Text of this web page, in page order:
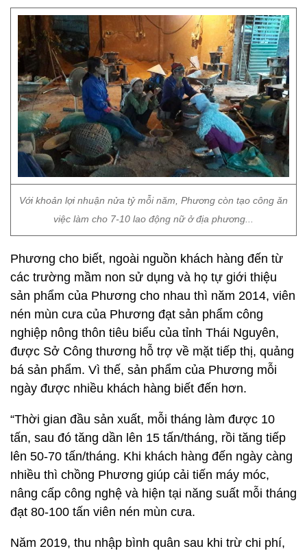
Với khoản lợi nhuận nửa tỷ mỗi năm, Phương còn tạo công ăn
việc làm cho 7-10 lao động nữ ở địa phương...
Phương cho biết, ngoài nguồn khách hàng đến từ
các trường mầm non sử dụng và họ tự giới thiệu
sản phẩm của Phương cho nhau thì năm 2014, viên
nén mùn cưa của Phương đạt sản phẩm công
nghiệp nông thôn tiêu biểu của tỉnh Thái Nguyên,
được Sở Công thương hỗ trợ về mặt tiếp thị, quảng
bá sản phẩm. Vì thế, sản phẩm của Phương mỗi
ngày được nhiều khách hàng biết đến hơn.
“Thời gian đầu sản xuất, mỗi tháng làm được 10
tấn, sau đó tăng dần lên 15 tấn/tháng, rồi tăng tiếp
lên 50-70 tấn/tháng. Khi khách hàng đến ngày càng
nhiều thì chồng Phương giúp cải tiến máy móc,
nâng cấp công nghệ và hiện tại năng suất mỗi tháng
đạt 80-100 tấn viên nén mùn cưa.
Năm 2019, thu nhập bình quân sau khi trừ chi phí,